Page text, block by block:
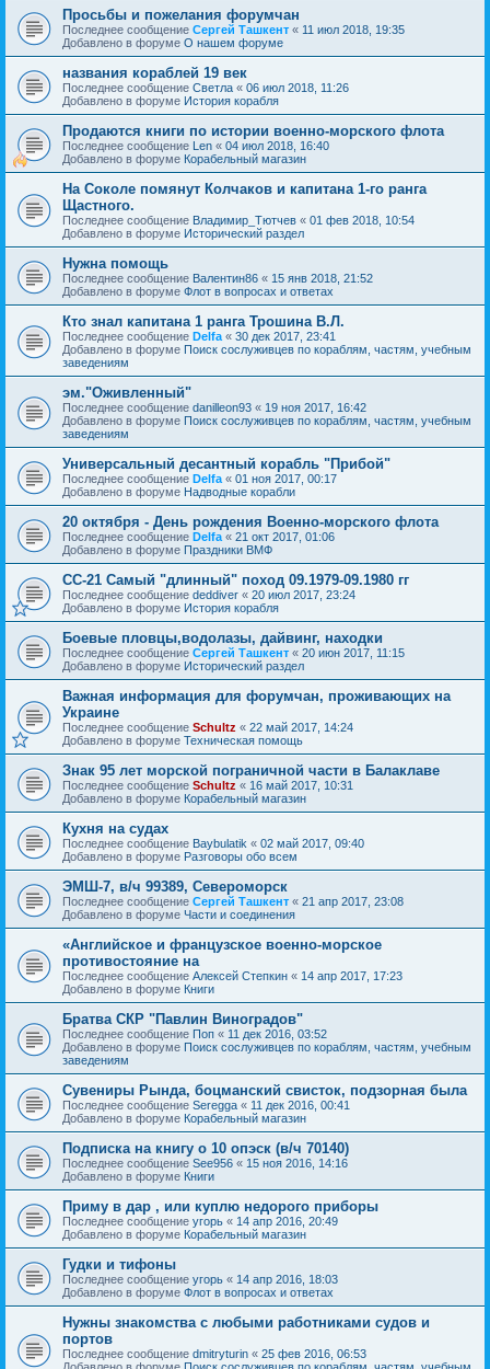
Просьбы и пожелания форумчан
Последнее сообщение Сергей Ташкент « 11 июл 2018, 19:35
Добавлено в форуме О нашем форуме
названия кораблей 19 век
Последнее сообщение Cветла « 06 июл 2018, 11:26
Добавлено в форуме История корабля
Продаются книги по истории военно-морского флота
Последнее сообщение Len « 04 июл 2018, 16:40
Добавлено в форуме Корабельный магазин
На Соколе помянут Колчаков и капитана 1-го ранга
Щастного.
Последнее сообщение Владимир_Тютчев « 01 фев 2018, 10:54
Добавлено в форуме Исторический раздел
Нужна помощь
Последнее сообщение Валентин86 « 15 янв 2018, 21:52
Добавлено в форуме Флот в вопросах и ответах
Кто знал капитана 1 ранга Трошина В.Л.
Последнее сообщение Delfa « 30 дек 2017, 23:41
Добавлено в форуме Поиск сослуживцев по кораблям, частям, учебным
заведениям
эм."Оживленный"
Последнее сообщение danilleon93 « 19 ноя 2017, 16:42
Добавлено в форуме Поиск сослуживцев по кораблям, частям, учебным
заведениям
Универсальный десантный корабль "Прибой"
Последнее сообщение Delfa « 01 ноя 2017, 00:17
Добавлено в форуме Надводные корабли
20 октября - День рождения Военно-морского флота
Последнее сообщение Delfa « 21 окт 2017, 01:06
Добавлено в форуме Праздники ВМФ
СС-21 Самый "длинный" поход 09.1979-09.1980 гг
Последнее сообщение deddiver « 20 июл 2017, 23:24
Добавлено в форуме История корабля
Боевые пловцы,водолазы, дайвинг, находки
Последнее сообщение Сергей Ташкент « 20 июн 2017, 11:15
Добавлено в форуме Исторический раздел
Важная информация для форумчан, проживающих на
Украине
Последнее сообщение Schultz « 22 май 2017, 14:24
Добавлено в форуме Техническая помощь
Знак 95 лет морской пограничной части в Балаклаве
Последнее сообщение Schultz « 16 май 2017, 10:31
Добавлено в форуме Корабельный магазин
Кухня на судах
Последнее сообщение Baybulatik « 02 май 2017, 09:40
Добавлено в форуме Разговоры обо всем
ЭМШ-7, в/ч 99389, Североморск
Последнее сообщение Сергей Ташкент « 21 апр 2017, 23:08
Добавлено в форуме Части и соединения
«Английское и французское военно-морское
противостояние на
Последнее сообщение Алексей Степкин « 14 апр 2017, 17:23
Добавлено в форуме Книги
Братва СКР "Павлин Виноградов"
Последнее сообщение Поп « 11 дек 2016, 03:52
Добавлено в форуме Поиск сослуживцев по кораблям, частям, учебным
заведениям
Сувениры Рында, боцманский свисток, подзорная была
Последнее сообщение Seregga « 11 дек 2016, 00:41
Добавлено в форуме Корабельный магазин
Подписка на книгу о 10 опэск (в/ч 70140)
Последнее сообщение See956 « 15 ноя 2016, 14:16
Добавлено в форуме Книги
Приму в дар , или куплю недорого приборы
Последнее сообщение угорь « 14 апр 2016, 20:49
Добавлено в форуме Корабельный магазин
Гудки и тифоны
Последнее сообщение угорь « 14 апр 2016, 18:03
Добавлено в форуме Флот в вопросах и ответах
Нужны знакомства с любыми работниками судов и
портов
Последнее сообщение dmitryturin « 25 фев 2016, 06:53
Добавлено в форуме Поиск сослуживцев по кораблям, частям, учебным